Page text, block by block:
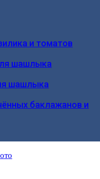
и томатов
шашлыка
шашлыка
баклажанов и